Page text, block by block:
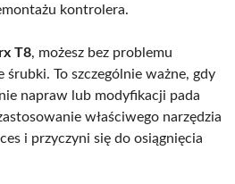
kontrolera.
T8, możesz bez problemu
śrubki. To szczególnie ważne, gdy
napraw lub modyfikacji pada
właściwego narzędzia
i przyczyni się do osiągnięcia